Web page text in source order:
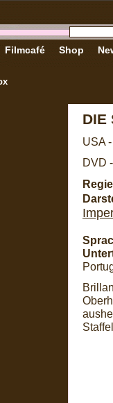
Filmcafé Shop
DIE
USA
DVD